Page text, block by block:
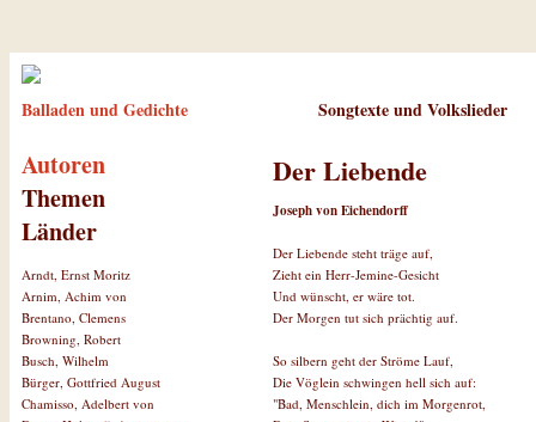
Balladen und Gedichte Songtexte und Volkslieder
Autoren
Themen
Länder
Arndt, Ernst Moritz
Arnim, Achim von
Brentano, Clemens
Browning, Robert
Busch, Wilhelm
Bürger, Gottfried August
Chamisso, Adelbert von
Der Liebende
Joseph von Eichendorff
Der Liebende steht träge auf,
Zieht ein Herr-Jemine-Gesicht
Und wünscht, er wäre tot.
Der Morgen tut sich prächtig auf.
So silbern geht der Ströme Lauf,
Die Vöglein schwingen hell sich auf:
"Bad, Menschlein, dich im Morgenrot,